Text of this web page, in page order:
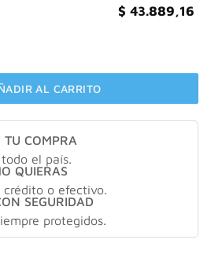
$ 43.889,16
AL CARRITO
TU COMPRA
el país.
QUIERAS
crédito o efectivo.
SEGURIDAD
protegidos.